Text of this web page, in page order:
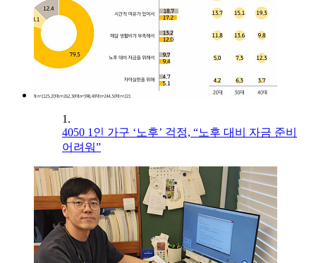
1.
4050 1인 가구 ‘노후’ 걱정, “노후 대비 자금 준비
어려워”